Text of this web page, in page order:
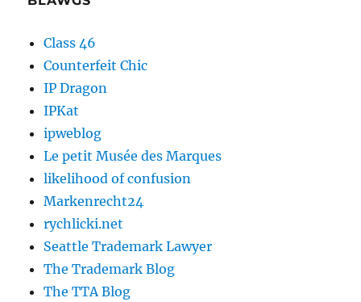
Class 46
Counterfeit Chic
IP Dragon
IPKat
ipweblog
Le petit Musée des Marques
likelihood of confusion
Markenrecht24
rychlicki.net
Seattle Trademark Lawyer
The Trademark Blog
The TTA Blog